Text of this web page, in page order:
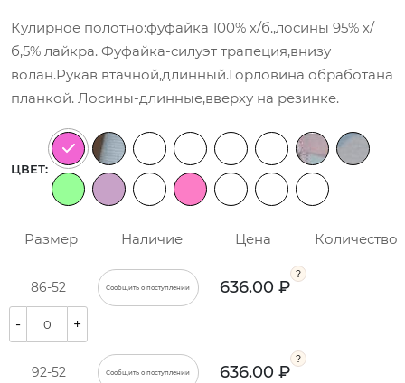
Кулирное полотно:фуфайка 100% х/б.,лосины 95% х/
б,5% лайкра. Фуфайка-силуэт трапеция,внизу
волан.Рукав втачной,длинный.Горловина обработана
планкой. Лосины-длинные,вверху на резинке.
ЦВЕТ:
Размер Наличие Цена Количество
86-52 Сообщить о поступлении 636.00 ₽
- +
92-52 Сообщить о поступлении 636.00 ₽